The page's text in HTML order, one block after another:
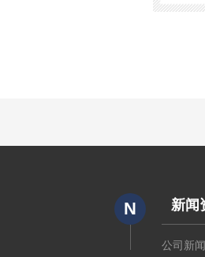
N 新闻
公司新